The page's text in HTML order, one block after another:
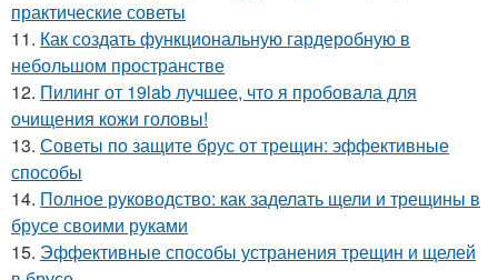
практические советы
11. Как создать функциональную гардеробную в
небольшом пространстве
12. Пилинг от 19lab лучшее, что я пробовала для
очищения кожи головы!
13. Советы по защите брус от трещин: эффективные
способы
14. Полное руководство: как заделать щели и трещины в
брусе своими руками
15. Эффективные способы устранения трещин и щелей